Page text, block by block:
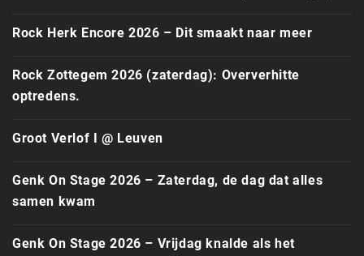
Rock Herk Encore 2026 – Dit smaakt naar meer
Rock Zottegem 2026 (zaterdag): Oververhitte
optredens.
Groot Verlof I @ Leuven
Genk On Stage 2026 – Zaterdag, de dag dat alles
samen kwam
Genk On Stage 2026 – Vrijdag knalde als het